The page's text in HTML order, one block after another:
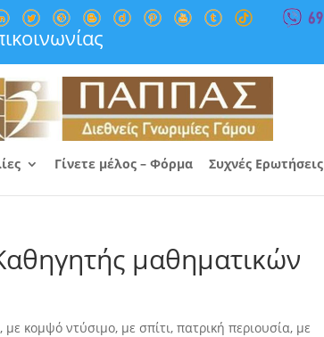
Γίνετε μέλος – Φόρμα Συχνές Ερωτήσεις
μαθηματικών
κομψό ντύσιμο, με σπίτι, πατρική περιουσία, με